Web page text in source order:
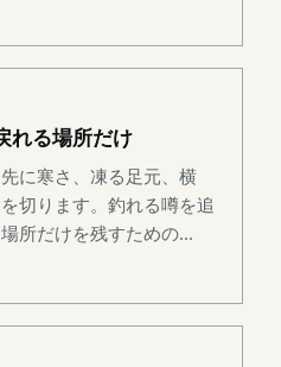
れる場所だけ
に寒さ、凍る足元、横
切ります。釣れる噂を追
所だけを残すための...